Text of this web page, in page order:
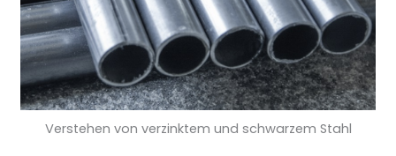
Verstehen von verzinktem und schwarzem Stahl